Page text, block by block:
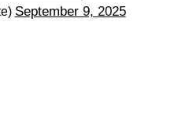
September 9, 2025